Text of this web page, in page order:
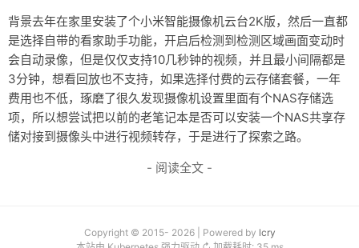
分享
技术
教程
生活
AI
归档
友链
背景去年在家里安装了个小米智能摄像机云台2K版，然后一直都
是选择自带的看家助手功能，开启后检测到检测区域画面变动时
会自动录像，但是仅仅支持10几秒钟的视频，并且最小间隔都是
3分钟，想看回放也不支持，如果选择付费的云存储套餐，一年
费用也不低，琢磨了很久发现摄像机设置里面有个NAS存储选
项，所以想尝试把以前的老笔记本是否可以安装一个NAS共享存
储对接到摄像头中进行视频转存，于是进行了探索之路。
- 阅读全文 -
Copyright © 2015- 2026 | Powered by lcry